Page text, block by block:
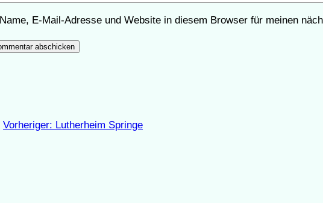
Name, E-Mail-Adresse und Website in diesem Browser für meinen
Vorheriger: Lutherheim Springe